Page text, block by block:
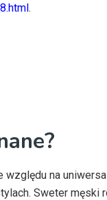
.
na
Sweter męski